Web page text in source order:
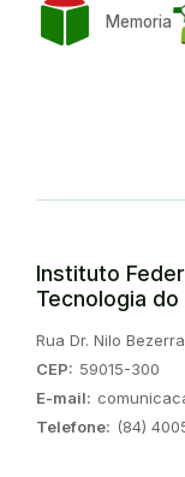
Memoria
Instituto
Tecnologia
Endereço:
Rua Dr. Nilo
CEP: 59015-300
E-mail:
Telefone: (84)